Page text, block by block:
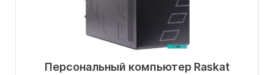
Персональный компьютер Raskat